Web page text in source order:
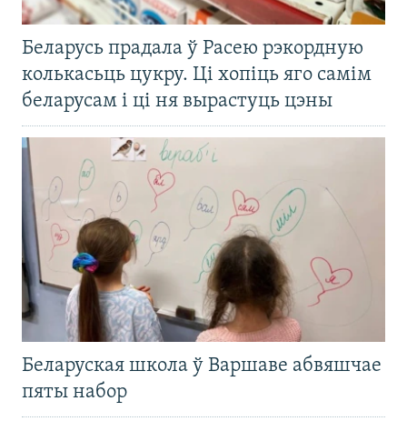
Беларусь прадала ў Расею рэкордную
колькасьць цукру. Ці хопіць яго самім
беларусам і ці ня вырастуць цэны
Беларуская школа ў Варшаве абвяшчае
пяты набор